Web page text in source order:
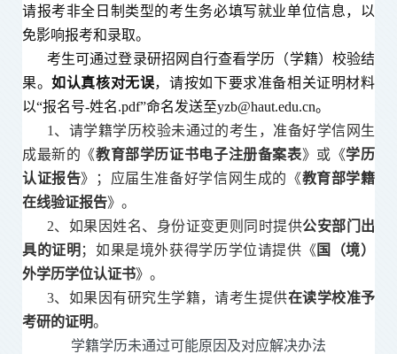
请报考非全日制类型的考生务必填写就业单位信息，以
免影响报考和录取。
考生可通过登录研招网自行查看学历（学籍）校验结
果。如认真核对无误，请按如下要求准备相关证明材料
以“报名号-姓名.pdf”命名发送至yzb@haut.edu.cn。
1、请学籍学历校验未通过的考生，准备好学信网生
成最新的 《教育部学历证书电子注册备案表》或《学历
认证报告》；应届生准备好学信网生成的《教育部学籍
在线验证报告》。
2、如果因姓名、身份证变更则同时提供公安部门出
具的证明 ；如果是境外获得学历学位请提供《 国（境）
外学历学位认证书》。
3、如果因有研究生学籍，请考生提供在读学校准予
考研的证明。
学籍学历未通过可能原因及对应解决办法